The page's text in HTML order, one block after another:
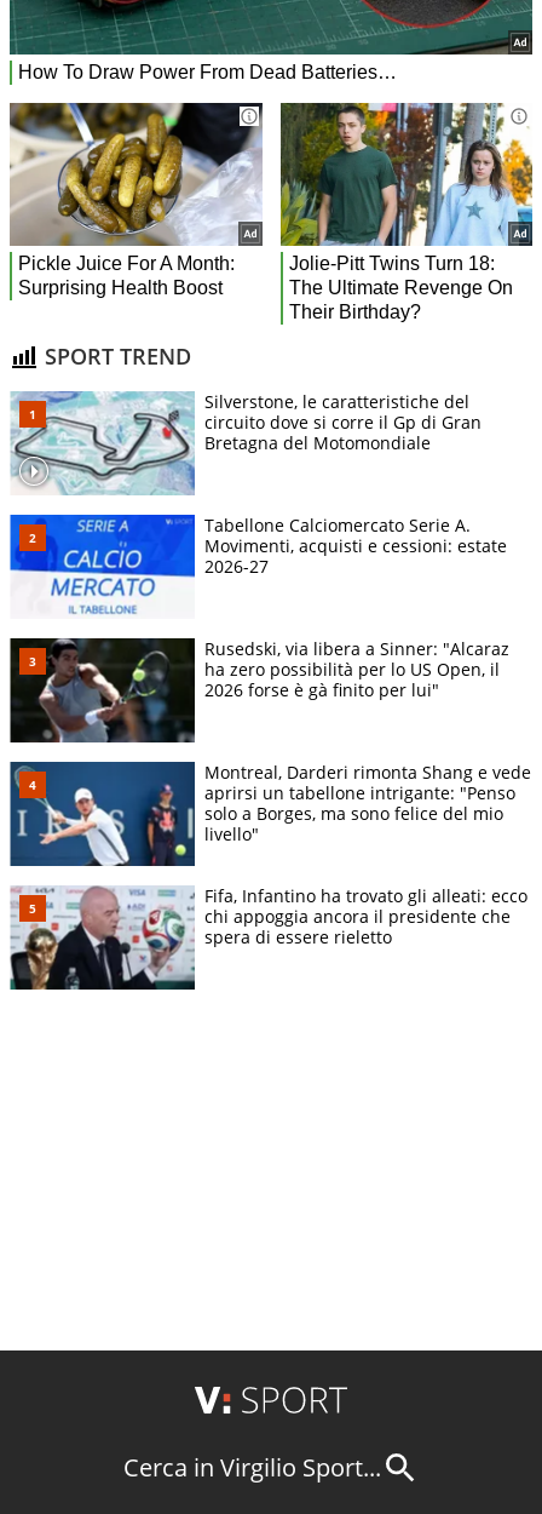
SPORT TREND
Silverstone, le caratteristiche del
circuito dove si corre il Gp di Gran
Bretagna del Motomondiale
Tabellone Calciomercato Serie A.
Movimenti, acquisti e cessioni: estate
2026-27
Rusedski, via libera a Sinner: "Alcaraz
ha zero possibilità per lo US Open, il
2026 forse è gà finito per lui"
Montreal, Darderi rimonta Shang e vede
aprirsi un tabellone intrigante: "Penso
solo a Borges, ma sono felice del mio
livello"
Fifa, Infantino ha trovato gli alleati: ecco
chi appoggia ancora il presidente che
spera di essere rieletto
Cerca in Virgilio Sport...